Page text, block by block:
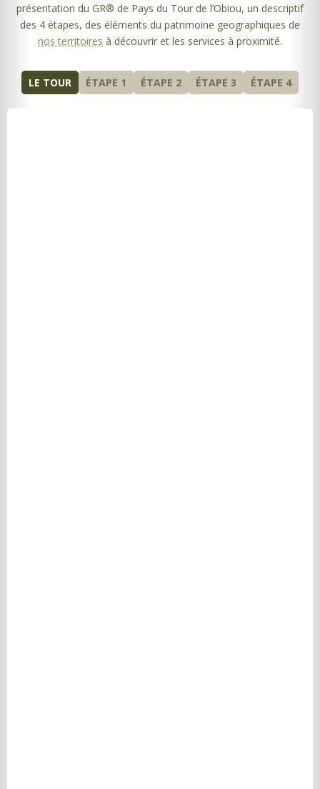
présentation du GR® de Pays du Tour de l’Obiou, un descriptif
des 4 étapes, des éléments du patrimoine geographiques de
nos territoires à découvrir et les services à proximité.
LE TOUR ÉTAPE 1 ÉTAPE 2 ÉTAPE 3 ÉTAPE 4